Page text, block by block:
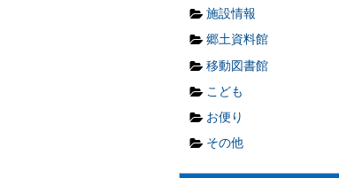
施設情報
郷土資料館
移動図書館
こども
お便り
その他